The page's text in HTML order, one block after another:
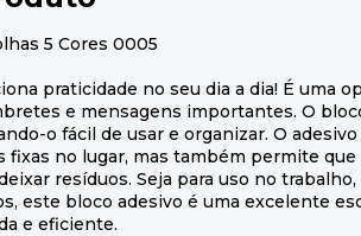
5 Cores 0005
praticidade no seu dia a dia! É uma
e mensagens importantes. O
o fácil de usar e organizar. O adesivo
fixas no lugar, mas também permite que
resíduos. Seja para uso no trabalho,
este bloco adesivo é uma excelente
e eficiente.